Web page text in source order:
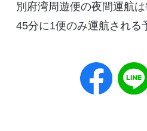
別府湾周遊便の夜間運航
45分に1便のみ運航される